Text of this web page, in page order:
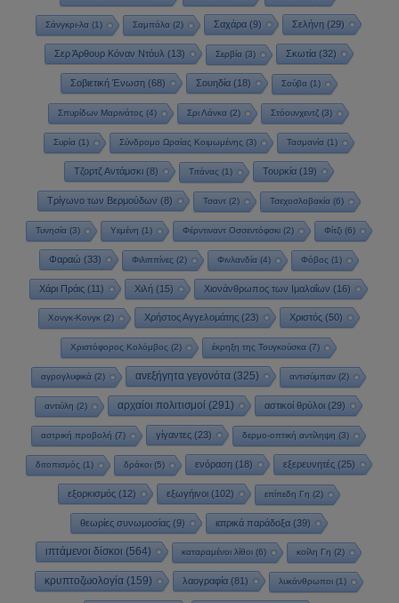
Σάνγκρι-λα (1) Σαμπάλα (2) Σαχάρα (9) Σελήνη (29)
Σερ Άρθουρ Κόναν Ντόυλ (13) Σερβία(3) Σκωτία(32)
Σοβιετική Ένωση(68) Σουηδία(18) Σούβα(1)
Σπυρίδων Μαρινάτος (4) Σρι Λάνκα (2) Στόουνχεντζ (3)
Συρία(1) Σύνδρομο Ωραίας Κοιμωμένης (3) Τασμανία(1)
Τζορτζ Αντάμσκι(8) Τιτάνας (1) Τουρκία(19)
Τρίγωνο των Βερμούδων (8) Τσαντ(2) Τσεχοσλοβακία(6)
Τυνησία(3) Υεμένη (1) Φέρντιναντ Οσσεντόφσκι(2) Φίτζι(6)
Φαραώ (33) Φιλιππίνες (2) Φινλανδία(4) Φόβος (1)
Χάρι Πράις (11) Χιλή (15) Χιονάνθρωπος των Ιμαλαΐων (16)
Χονγκ-Κονγκ(2) Χρήστος Αγγελομάτης(23) Χριστός(50)
Χριστόφορος Κολόμβος (2) έκρηξη της Τουγκούσκα (7)
αγρογλυφικά (2) ανεξήγητα γεγονότα (325) αντισύμπαν (2)
αντιύλη (2) αρχαίοι πολιτισμοί (291) αστικοί θρύλοι (29)
αστρική προβολή (7) γίγαντες (23) δερμο-οπτική αντίληψη (3)
διτοπισμός (1) δράκοι(5) ενόραση(18) εξερευνητές(25)
εξορκισμός(12) εξωγήινοι(102) επίπεδη Γη (2)
θεωρίες συνωμοσίας(9) ιατρικά παράδοξα(39)
ιπτάμενοι δίσκοι (564) καταραμένοι λίθοι (6) κοίλη Γη (2)
κρυπτοζωολογία(159) λαογραφία(81) λυκάνθρωποι(1)